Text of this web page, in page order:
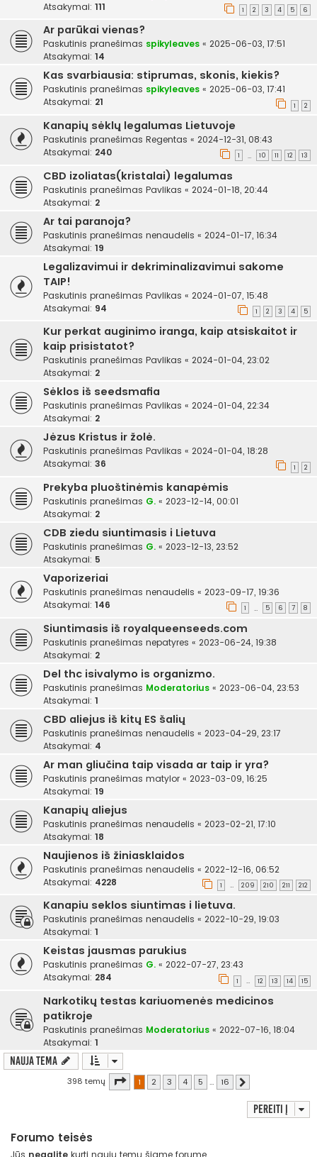
Atsakymai: 111 1 2 3 4 5 6
Ar parūkai vienas?
Paskutinis pranešimas spikyleaves « 2025-06-03, 17:51
Atsakymai: 14
Kas svarbiausia: stiprumas, skonis, kiekis?
Paskutinis pranešimas spikyleaves « 2025-06-03, 17:41
Atsakymai: 21 1 2
Kanapių sėklų legalumas Lietuvoje
Paskutinis pranešimas Regentas « 2024-12-31, 08:43
Atsakymai: 240 1 … 10 11 12 13
CBD izoliatas(kristalai) legalumas
Paskutinis pranešimas Pavlikas « 2024-01-18, 20:44
Atsakymai: 2
Ar tai paranoja?
Paskutinis pranešimas nenaudelis « 2024-01-17, 16:34
Atsakymai: 19
Legalizavimui ir dekriminalizavimui sakome
TAIP!
Paskutinis pranešimas Pavlikas « 2024-01-07, 15:48
Atsakymai: 94 1 2 3 4 5
Kur perkat auginimo iranga, kaip atsiskaitot ir
kaip prisistatot?
Paskutinis pranešimas Pavlikas « 2024-01-04, 23:02
Atsakymai: 2
Sėklos iš seedsmafia
Paskutinis pranešimas Pavlikas « 2024-01-04, 22:34
Atsakymai: 2
Jėzus Kristus ir žolė.
Paskutinis pranešimas Pavlikas « 2024-01-04, 18:28
Atsakymai: 36 1 2
Prekyba pluoštinėmis kanapėmis
Paskutinis pranešimas G. « 2023-12-14, 00:01
Atsakymai: 2
CDB ziedu siuntimasis i Lietuva
Paskutinis pranešimas G. « 2023-12-13, 23:52
Atsakymai: 5
Vaporizeriai
Paskutinis pranešimas nenaudelis « 2023-09-17, 19:36
Atsakymai: 146 1 … 5 6 7 8
Siuntimasis iš royalqueenseeds.com
Paskutinis pranešimas nepatyres « 2023-06-24, 19:38
Atsakymai: 2
Del thc isivalymo is organizmo.
Paskutinis pranešimas Moderatorius « 2023-06-04, 23:53
Atsakymai: 1
CBD aliejus iš kitų ES šalių
Paskutinis pranešimas nenaudelis « 2023-04-29, 23:17
Atsakymai: 4
Ar man gliučina taip visada ar taip ir yra?
Paskutinis pranešimas matylor « 2023-03-09, 16:25
Atsakymai: 19
Kanapių aliejus
Paskutinis pranešimas nenaudelis « 2023-02-21, 17:10
Atsakymai: 18
Naujienos iš žiniasklaidos
Paskutinis pranešimas nenaudelis « 2022-12-16, 06:52
Atsakymai: 4228 1 … 209 210 211 212
Kanapiu seklos siuntimas i lietuva.
Paskutinis pranešimas nenaudelis « 2022-10-29, 19:03
Atsakymai: 1
Keistas jausmas parukius
Paskutinis pranešimas G. « 2022-07-27, 23:43
Atsakymai: 284 1 … 12 13 14 15
Narkotikų testas kariuomenės medicinos
patikroje
Paskutinis pranešimas Moderatorius « 2022-07-16, 18:04
Atsakymai: 1
Nauja tema
398 temų Puslapis iš 16
1 2 3 4 5 … 16
Pereiti į
Forumo teisės
Jūs negalite kurti naujų temų šiame forume